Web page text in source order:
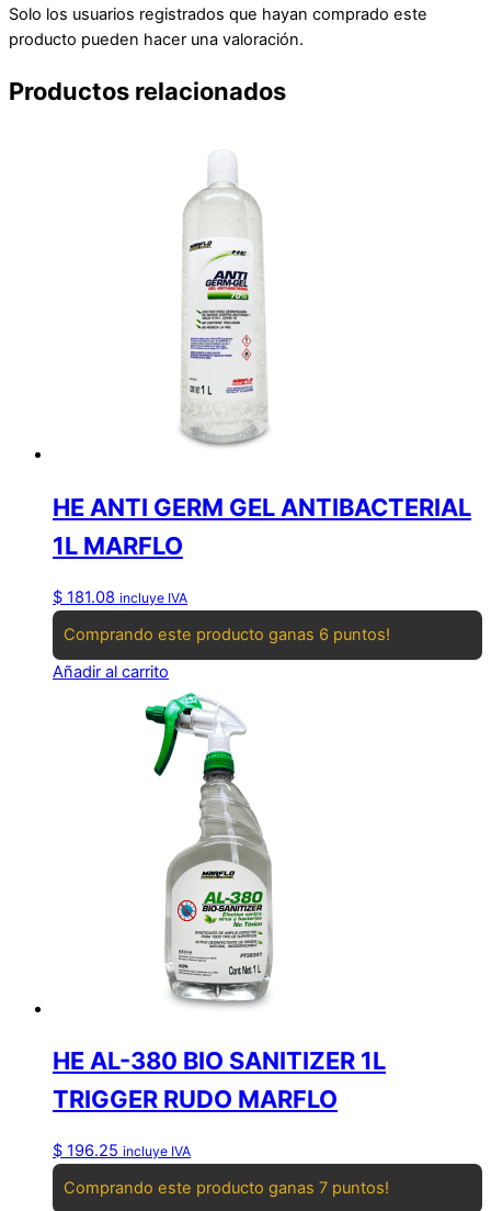
Solo los usuarios registrados que hayan comprado este
producto pueden hacer una valoración.
Productos relacionados
HE ANTI GERM GEL ANTIBACTERIAL
1L MARFLO
$ 181.08 incluye IVA
Comprando este producto ganas 6 puntos!
Añadir al carrito
HE AL-380 BIO SANITIZER 1L
TRIGGER RUDO MARFLO
$ 196.25 incluye IVA
Comprando este producto ganas 7 puntos!